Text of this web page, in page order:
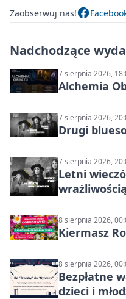
Zaobserwuj nas!
Nadchodzące
7 sierpnia 2026,
Alchemia
7 sierpnia 2026,
Drugi
7 sierpnia 2026,
Letni
8 sierpnia 2026,
Kiermasz
8 sierpnia 2026,
Bezpłatne
dzieci i